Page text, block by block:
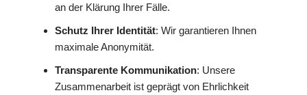
an der Klärung Ihrer Fälle.
Schutz Ihrer Identität: Wir garantieren Ihnen
maximale Anonymität.
Transparente Kommunikation: Unsere
Zusammenarbeit ist geprägt von Ehrlichkeit